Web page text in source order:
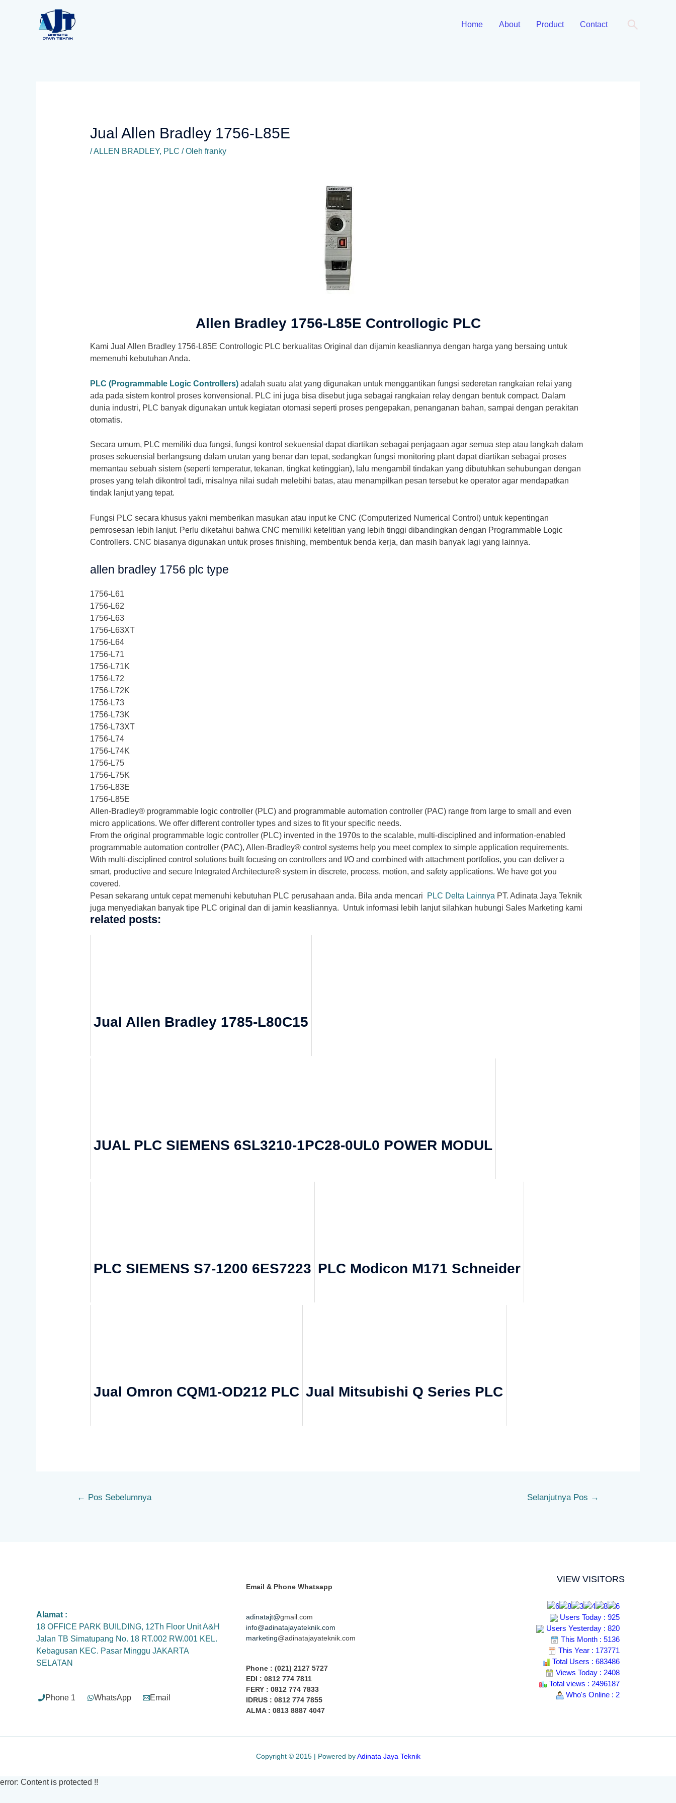
Home About Product Contact Cari
Jual Allen Bradley 1756-L85E
/ALLEN BRADLEY, PLC / Oleh franky
Allen Bradley 1756-L85E Controllogic PLC
Kami Jual Allen Bradley 1756-L85E Controllogic PLC berkualitas Original dan dijamin keasliannya dengan harga yang bersaing untuk
memenuhi kebutuhan Anda.
PLC (Programmable Logic Controllers)adalah suatu alat yang digunakan untuk menggantikan fungsi sederetan rangkaian relai yang
ada pada sistem kontrol proses konvensional. PLC ini juga bisa disebut juga sebagai rangkaian relay dengan bentuk compact. Dalam
dunia industri, PLC banyak digunakan untuk kegiatan otomasi seperti proses pengepakan, penanganan bahan, sampai dengan perakitan
otomatis.
Secara umum, PLC memiliki dua fungsi, fungsi kontrol sekuensial dapat diartikan sebagai penjagaan agar semua step atau langkah dalam
proses sekuensial berlangsung dalam urutan yang benar dan tepat, sedangkan fungsi monitoring plant dapat diartikan sebagai proses
memantau sebuah sistem (seperti temperatur, tekanan, tingkat ketinggian), lalu mengambil tindakan yang dibutuhkan sehubungan dengan
proses yang telah dikontrol tadi, misalnya nilai sudah melebihi batas, atau menampilkan pesan tersebut ke operator agar mendapatkan
tindak lanjut yang tepat.
Fungsi PLC secara khusus yakni memberikan masukan atau input ke CNC (Computerized Numerical Control) untuk kepentingan
pemrosesan lebih lanjut. Perlu diketahui bahwa CNC memiliki ketelitian yang lebih tinggi dibandingkan dengan Programmable Logic
Controllers. CNC biasanya digunakan untuk proses finishing, membentuk benda kerja, dan masih banyak lagi yang lainnya.
allen bradley 1756 plc type
1756-L61
1756-L62
1756-L63
1756-L63XT
1756-L64
1756-L71
1756-L71K
1756-L72
1756-L72K
1756-L73
1756-L73K
1756-L73XT
1756-L74
1756-L74K
1756-L75
1756-L75K
1756-L83E
1756-L85E
Allen‑Bradley® programmable logic controller (PLC) and programmable automation controller (PAC) range from large to small and even
micro applications. We offer different controller types and sizes to fit your specific needs.
From the original programmable logic controller (PLC) invented in the 1970s to the scalable, multi-disciplined and information-enabled
programmable automation controller (PAC), Allen‑Bradley® control systems help you meet complex to simple application requirements.
With multi-disciplined control solutions built focusing on controllers and I/O and combined with attachment portfolios, you can deliver a
smart, productive and secure Integrated Architecture® system in discrete, process, motion, and safety applications. We have got you
covered.
Pesan sekarang untuk cepat memenuhi kebutuhan PLC perusahaan anda. Bila anda mencari
PLC Delta Lainnya PT. Adinata Jaya Teknik
juga menyediakan banyak tipe PLC original dan di jamin keasliannya. Untuk informasi lebih lanjut silahkan hubungi Sales Marketing kami
related posts:
Jual Allen Bradley 1785-L80C15
JUAL PLC SIEMENS 6SL3210-1PC28-0UL0 POWER MODUL
PLC SIEMENS S7-1200 6ES7223 PLC Modicon M171 Schneider
Jual Omron CQM1-OD212 PLC Jual Mitsubishi Q Series PLC
← Pos Sebelumnya Selanjutnya Pos →
Alamat :
18 OFFICE PARK BUILDING, 12Th Floor Unit A&H
Jalan TB Simatupang No. 18 RT.002 RW.001 KEL.
Kebagusan KEC. Pasar Minggu JAKARTA
SELATAN
Phone 1 WhatsApp Email
Email & Phone Whatsapp
adinatajt@gmail.com
info@adinatajayateknik.com
marketing@adinatajayateknik.com
Phone : (021) 2127 5727
EDI : 0812 774 7811
FERY : 0812 774 7833
IDRUS : 0812 774 7855
ALMA : 0813 8887 4047
VIEW VISITORS
Users Today : 925
Users Yesterday : 820
This Month : 5136
This Year : 173771
Total Users : 683486
Views Today : 2408
Total views : 2496187
Who's Online : 2
Copyright © 2015 | Powered byAdinata Jaya Teknik
error: Content is protected !!